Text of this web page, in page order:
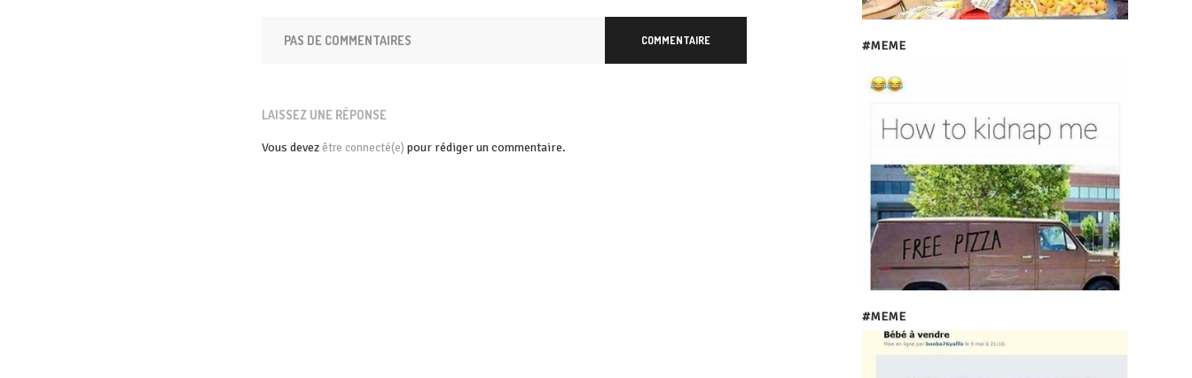
COMMENTAIRE
PAS DE COMMENTAIRES
LAISSEZ UNE RÉPONSE
Vous devez être connecté(e) pour rédiger un commentaire.
#MEME
#MEME